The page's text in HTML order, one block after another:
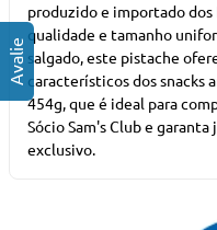
produzido e importado dos
qualidade e tamanho
salgado, este pistache
característicos dos snacks
454g, que é ideal para
Sócio Sam's Clube garanta
exclusivo.